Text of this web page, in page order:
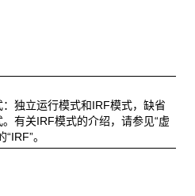
独立运行模式和IRF模式，缺省
有关IRF模式的介绍，请参见“虚
。